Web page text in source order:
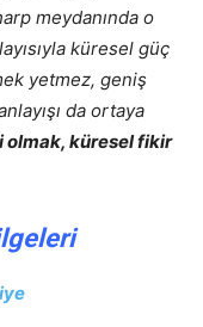
meydanında o
küresel güç
yetmez, geniş
da ortaya
olmak, küresel fikir